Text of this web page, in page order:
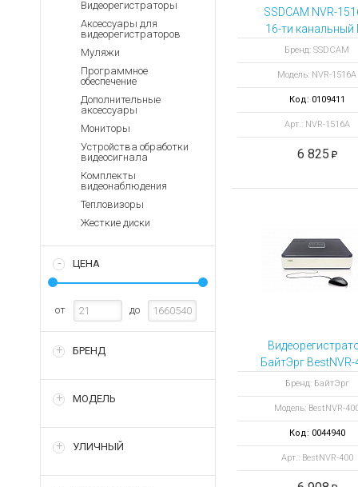
Запасные
части
Терминалы
оплаты
Зарядные устройства
Архивные товары
Видеорегистраторы
Аксессуары для
видеорегистраторов
Муляжи
Программное
обеспечение
Дополнительные
аксессуары
Мониторы
Устройства обработки
видеосигнала
Комплекты
видеонаблюдения
Тепловизоры
Жесткие диски
ЦЕНА
от до
БРЕНД
МОДЕЛЬ
УЛИЧНЫЙ
SSDCAM NVR-
16-ти канальный
Бренд: SSDCAM
Модель: NVR-1516А
Код: 0109411
Арт.: NVR-1516А
6 825
БайтЭрг BestNVR-
Бренд: БайтЭрг
Модель: BestNVR-
Код: 0044940
Арт.: BestNVR-400